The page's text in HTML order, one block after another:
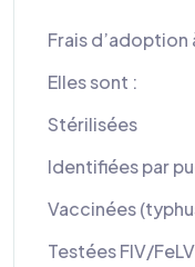
Frais d’adoption
Elles sont :
Stérilisées
Identifiées par
Vaccinées
Testées FIV/